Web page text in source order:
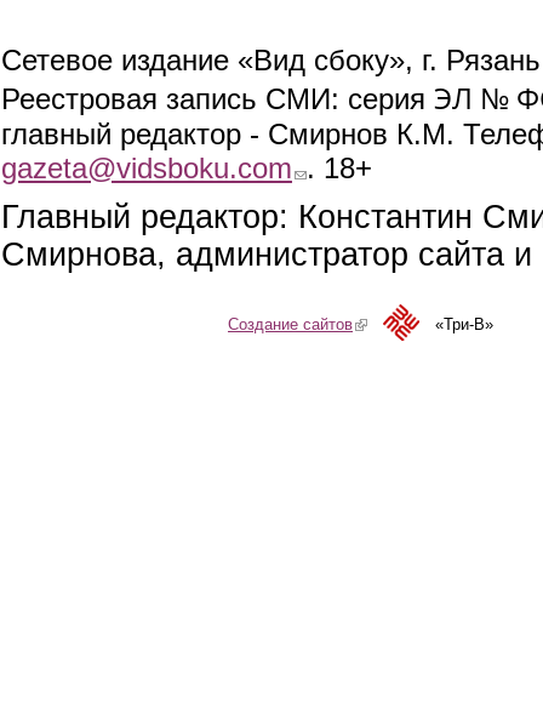
Сетевое издание «Вид сбоку», г.
Реестровая запись СМИ: серия ЭЛ №
главный редактор - Смирнов К.М.
gazeta@vidsboku.com (link sends e-mail)
. 18+
Главный редактор: Константин
Смирнова, администратор сайта
Создание сайтов(link is external)«Три-В»